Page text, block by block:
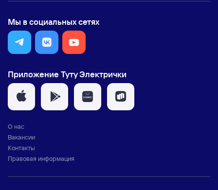
Мы в социальных сетях
Приложение Туту Электрички
О нас
Вакансии
Контакты
Правовая информация